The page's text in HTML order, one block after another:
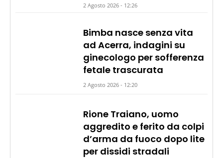
2 Agosto 2026 - 12:26
Bimba nasce senza vita
ad Acerra, indagini su
ginecologo per sofferenza
fetale trascurata
2 Agosto 2026 - 12:20
Rione Traiano, uomo
aggredito e ferito da colpi
d’arma da fuoco dopo lite
per dissidi stradali